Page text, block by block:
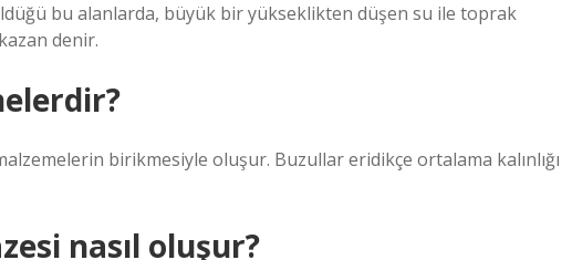
bu alanlarda, büyük bir yükseklikten düşen su ile toprak
denir.
birikmesiyle oluşur. Buzullar eridikçe ortalama kalınlığı
nasıl oluşur?